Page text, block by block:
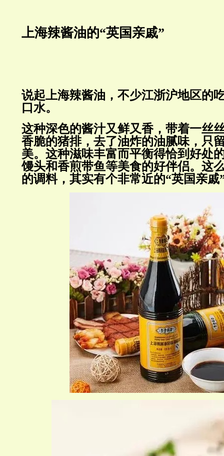
上海辣酱油的“英国亲戚”
说起上海辣酱油，不少江浙沪地区的
口水。
这种深色的酱汁又鲜又香，带着一丝
香脆的猪排，去了油炸的油腻味，只
美。这种滋味丰富而平衡得恰到好处
馒头和香煎带鱼等美食的好伴侣。这
的调料，其实有个非常近的“英国亲戚